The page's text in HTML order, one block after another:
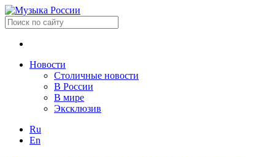
Новости
Столичные новости
В России
В мире
Эксклюзив
Ru
En